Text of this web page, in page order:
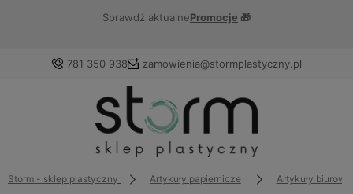
Sprawdź aktualnePromocje 🎁
781 350 938 zamowienia@stormplastyczny.pl
Zaloguj się
Storm - sklep plastyczny Artykuły papiernicze Artykuły biurowe